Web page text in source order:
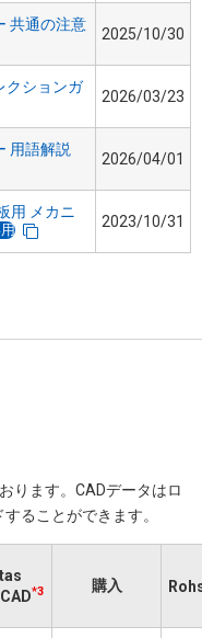
共通の注意
2025/10/30
クションガ
2026/03/23
用語解説
2026/04/01
用 メカニ
2023/10/31
ります。​CADデータはロ
ることができます。
*3 購入